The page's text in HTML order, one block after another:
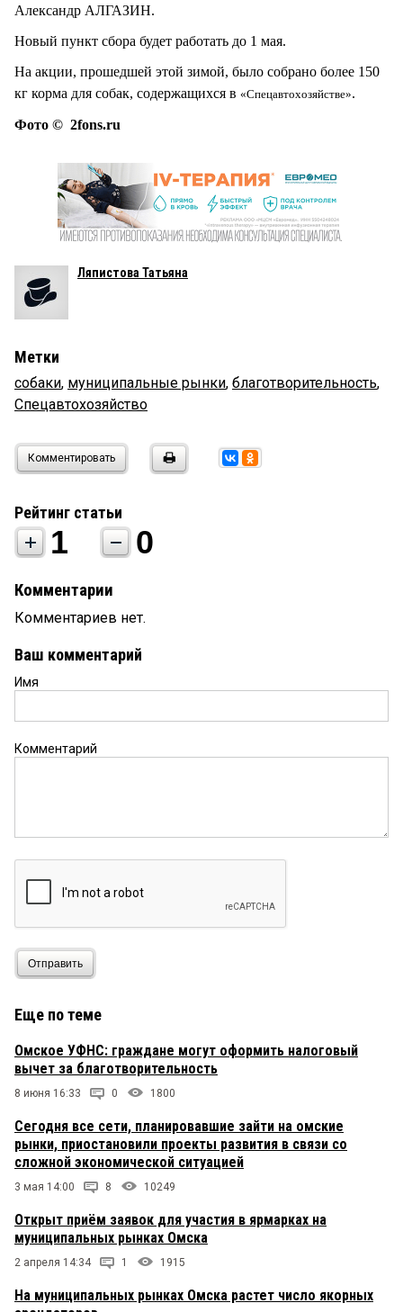
Александр АЛГАЗИН.
Новый пункт сбора будет работать до 1 мая.
На акции, прошедшей этой зимой, было собрано более 150
кг корма для собак, содержащихся в «Спецавтохозяйстве».
Фото © 2fons.ru
Ляпистова Татьяна
Метки
собаки, муниципальные рынки, благотворительность,
Спецавтохозяйство
Комментировать
Рейтинг статьи
1 0
Комментарии
Комментариев нет.
Ваш комментарий
Имя
Комментарий
Отправить
Еще по теме
Омское УФНС: граждане могут оформить налоговый
вычет за благотворительность
8 июня 16:33 0 1800
Сегодня все сети, планировавшие зайти на омские
рынки, приостановили проекты развития в связи со
сложной экономической ситуацией
3 мая 14:00 8 10249
Открыт приём заявок для участия в ярмарках на
муниципальных рынках Омска
2 апреля 14:34 1 1915
На муниципальных рынках Омска растет число якорных